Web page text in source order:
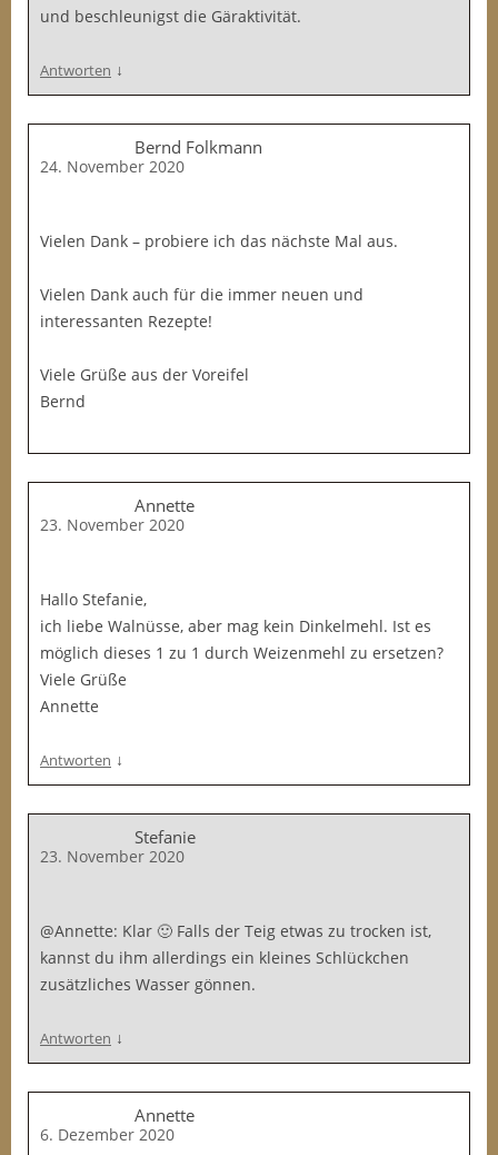
und beschleunigst die Gäraktivität.
Antworten ↓
Bernd Folkmann
24. November 2020
Vielen Dank – probiere ich das nächste Mal aus.
Vielen Dank auch für die immer neuen und
interessanten Rezepte!
Viele Grüße aus der Voreifel
Bernd
Annette
23. November 2020
Hallo Stefanie,
ich liebe Walnüsse, aber mag kein Dinkelmehl. Ist es
möglich dieses 1 zu 1 durch Weizenmehl zu ersetzen?
Viele Grüße
Annette
Antworten ↓
Stefanie
23. November 2020
@Annette: Klar 🙂 Falls der Teig etwas zu trocken ist,
kannst du ihm allerdings ein kleines Schlückchen
zusätzliches Wasser gönnen.
Antworten ↓
Annette
6. Dezember 2020